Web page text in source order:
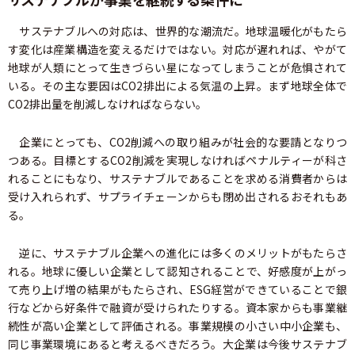
サステナブルへの対応は、世界的な潮流だ。地球温暖化がもたら
す変化は産業構造を変えるだけではない。対応が遅れれば、やがて
地球が人類にとって生きづらい星になってしまうことが危惧されて
いる。その主な要因はCO2排出による気温の上昇。まず地球全体で
CO2排出量を削減しなければならない。
企業にとっても、CO2削減への取り組みが社会的な要請となりつ
つある。目標とするCO2削減を実現しなければペナルティーが科さ
れることにもなり、サステナブルであることを求める消費者からは
受け入れられず、サプライチェーンからも閉め出されるおそれもあ
る。
逆に、サステナブル企業への進化には多くのメリットがもたらさ
れる。地球に優しい企業として認知されることで、好感度が上がっ
て売り上げ増の結果がもたらされ、ESG経営ができていることで銀
行などから好条件で融資が受けられたりする。資本家からも事業継
続性が高い企業として評価される。事業規模の小さい中小企業も、
同じ事業環境にあると考えるべきだろう。大企業は今後サステナブ